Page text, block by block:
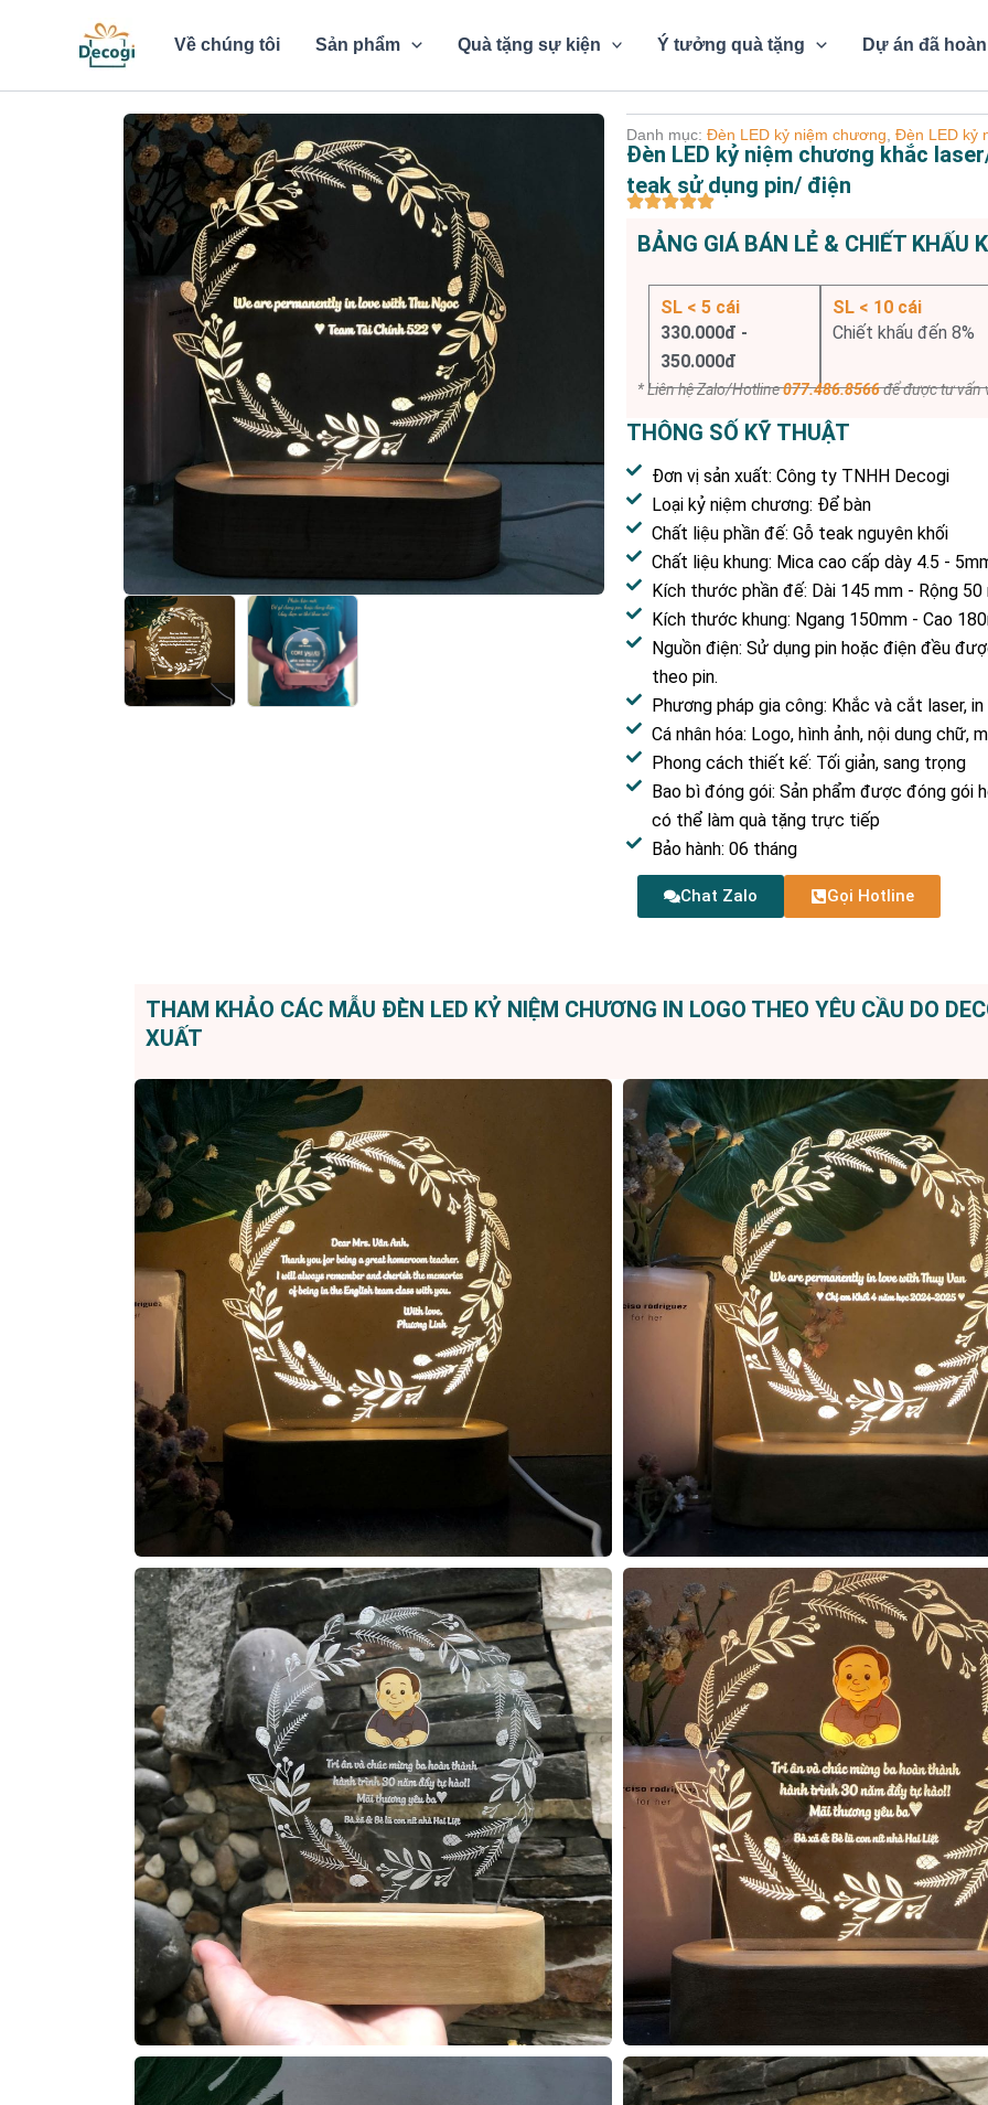
Về chúng tôi Sản phẩm Quà tặng sự kiện Ý tưởng quà tặng Dự án đã
Danh mục: Đèn LED kỷ niệm chương Đèn LED kỷ
Đèn LED kỷ niệm chương khắc
teak sử dụng pin/ điện
BẢNG GIÁ BÁN LẺ & CHIẾT KHẤU
SL < 5 cái
330.000đ -
350.000đ
SL < 10 cái
Chiết khấu đến 8%
* Liên hệ Zalo/Hotline077.486.8566để được tư vấn
THÔNG SỐ KỸ THUẬT
Đơn vị sản xuất: Công ty TNHH Decogi
Loại kỷ niệm chương: Để bàn
Chất liệu phần đế: Gỗ teak nguyên khối
Chất liệu khung: Mica cao cấp dày 4.5 -
Kích thước phần đế: Dài 145 mm - Rộng 50
Kích thước khung: Ngang 150mm - Cao
Nguồn điện: Sử dụng pin hoặc điện đều
theo pin.
Phương pháp gia công: Khắc và cắt laser, in
Cá nhân hóa: Logo, hình ảnh, nội dung chữ,
Phong cách thiết kế: Tối giản, sang trọng
Bao bì đóng gói: Sản phẩm được đóng gói
có thể làm quà tặng trực tiếp
Bảo hành: 06 tháng
Chat Zalo Gọi Hotline
THAM KHẢO CÁC MẪU ĐÈN LED KỶ NIỆM CHƯƠNG IN LOGO THEO YÊU CẦU DO
XUẤT